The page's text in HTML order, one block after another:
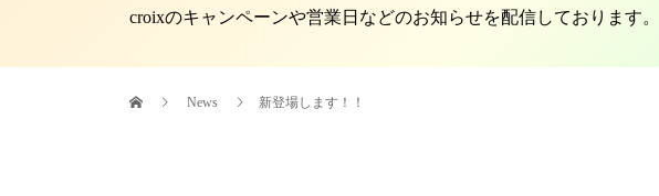
croixのキャンペーンや営業日などのお知らせを配信しております。
News 新登場します！！